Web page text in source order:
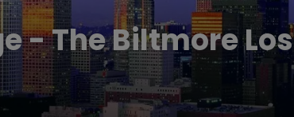
- The Biltmore Los